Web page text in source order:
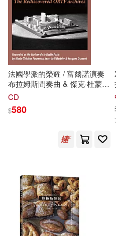
（美）彼得·德魯克(13)
（美）洛克菲勒(13)
FUN UNION有限公司
大友克洋(12) 姚
山路新(12) 張銀
彼得‧杜拉克(12)
Naive Auvidis(72)
四川大學出版社(72)
春天出版社(72)
北京燕山出版社(70)
Belle Ame(68)
吉林美術出版社(68)
法國學派的榮耀 / 富爾諾演奏
布拉姆斯間奏曲 & 傑克·杜蒙演
奏布拉姆斯小提琴協奏曲(世界
OTRF Archives: Marie-
Dumont & Jean-Joel Barbier)
CD
$580